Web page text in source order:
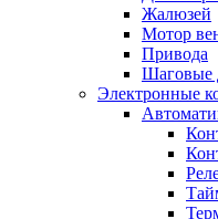
Жалюзей
Мотор
Привода
Шаговые
Электронные